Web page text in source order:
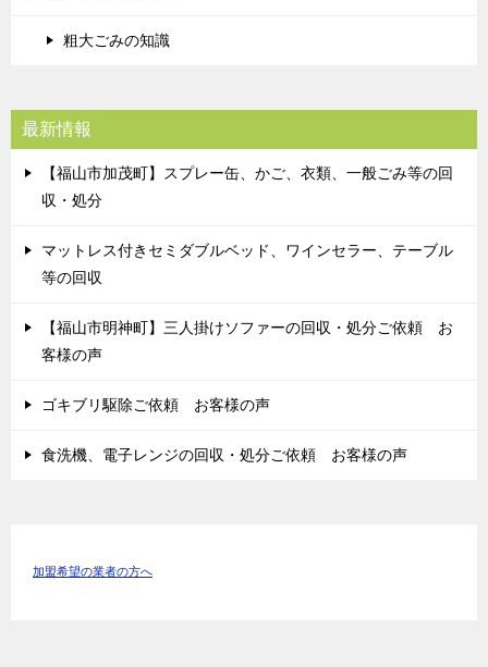
粗大ごみの知識
最新情報
【福山市加茂町】スプレー缶、かご、衣類、一般ごみ等の回
収・処分
マットレス付きセミダブルベッド、ワインセラー、テーブル
等の回収
【福山市明神町】三人掛けソファーの回収・処分ご依頼 お
客様の声
ゴキブリ駆除ご依頼 お客様の声
食洗機、電子レンジの回収・処分ご依頼 お客様の声
加盟希望の業者の方へ